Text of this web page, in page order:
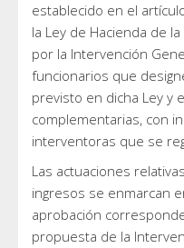
establecido en el
la Ley de Hacienda de
por la Intervención
funcionarios que
previsto en dicha Ley y
complementarias, con
interventoras que se
Las actuaciones
ingresos se enmarcan
aprobación
propuesta de la